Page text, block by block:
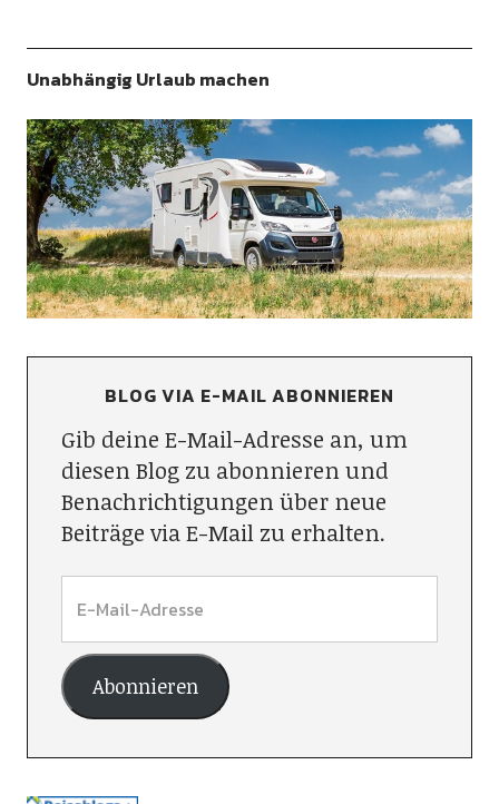
Unabhängig Urlaub machen
BLOG VIA E-MAIL ABONNIEREN
Gib deine E-Mail-Adresse an, um
diesen Blog zu abonnieren und
Benachrichtigungen über neue
Beiträge via E-Mail zu erhalten.
Abonnieren